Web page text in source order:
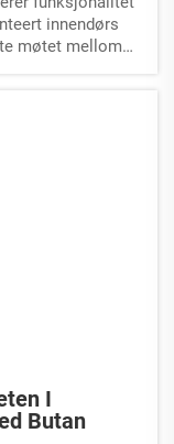
innendørs
møtet mellom
I
Butan